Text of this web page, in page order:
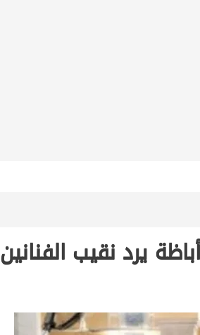
يرد نقيب الفنانين